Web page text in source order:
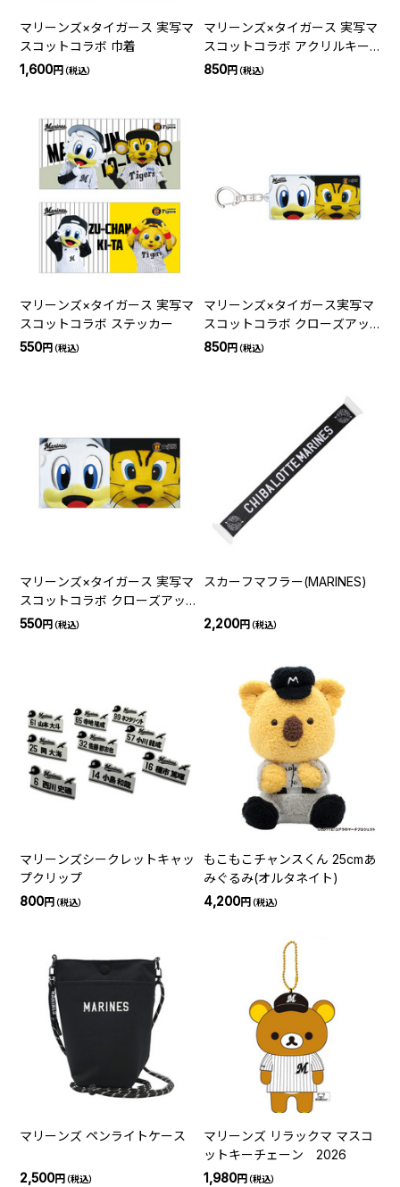
マリーンズ×タイガース 実写マ
スコットコラボ 巾着
1,600円（税込）
マリーンズ×タイガース 実写マ
スコットコラボ アクリルキー
ホルダー
850円（税込）
マリーンズ×タイガース 実写マ
スコットコラボ ステッカー
550円（税込）
マリーンズ×タイガース実写マ
スコットコラボ クローズアッ
プアクリルキーホルダー
850円（税込）
マリーンズ×タイガース 実写マ
スコットコラボ クローズアッ
プステッカー
550円（税込）
スカーフマフラー(MARINES)
2,200円（税込）
マリーンズシークレットキャッ
プクリップ
800円（税込）
もこもこチャンスくん 25cmあ
みぐるみ(オルタネイト)
4,200円（税込）
マリーンズ ペンライトケース
2,500円（税込）
マリーンズ リラックマ マスコ
ットキーチェーン 2026
1,980円（税込）